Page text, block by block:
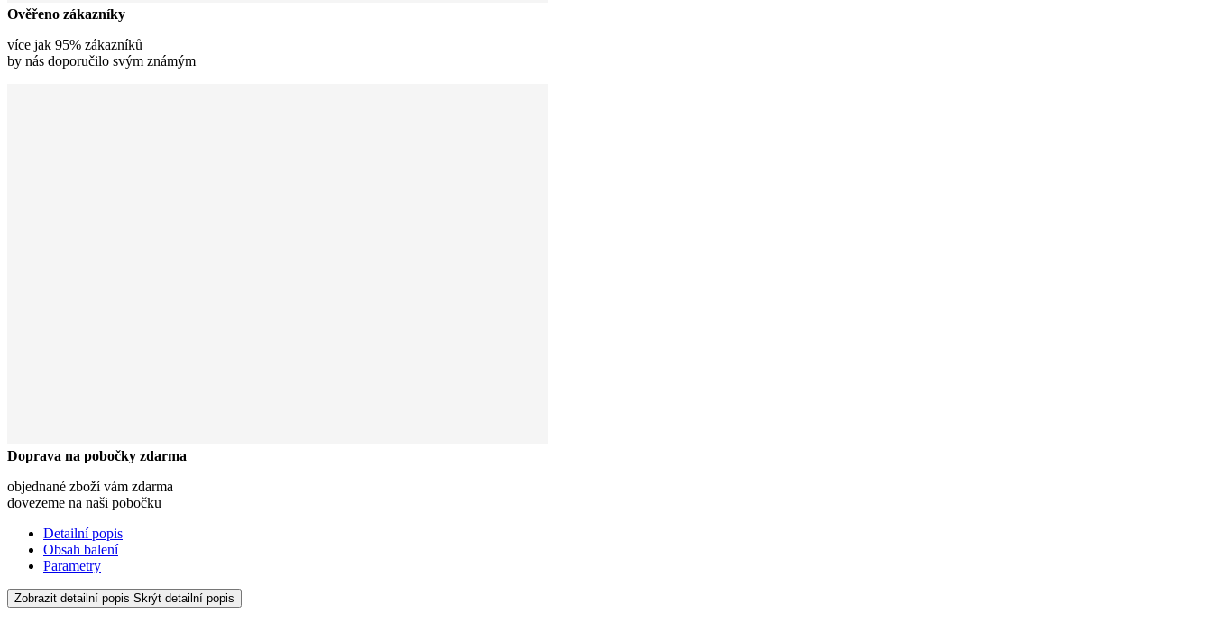
Ověřeno zákazníky
více jak 95% zákazníků
by nás doporučilo svým známým
Doprava na pobočky zdarma
objednané zboží vám zdarma
dovezeme na naši pobočku
Detailní popis
Obsah balení
Parametry
Zobrazit detailní popis Skrýt detailní popis